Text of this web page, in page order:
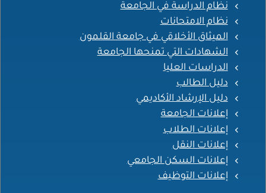
نظام الدراسة في الجامعة
نظام الامتحانات
الميثاق الأخلاقي في جامعة القلمون
الشهادات التي تمنحها الجامعة
الدراسات العليا
دليل الطالب
دليل الإرشاد الأكاديمي
إعلانات الجامعة
إعلانات الطلاب
إعلانات النقل
إعلانات السكن الجامعي
إعلانات التوظيف